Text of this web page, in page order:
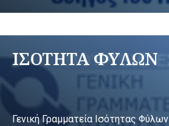
ΙΣΟΤΗΤΑ ΦΥΛΩΝ
Γενική Γραμματεία Ισότητας Φύλων